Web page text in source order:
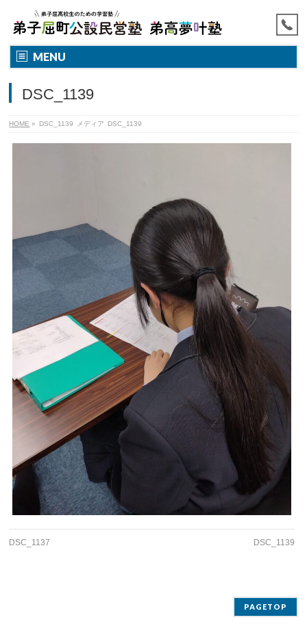
MENU
DSC_1139
HOME » DSC_1139 メディア DSC_1139
DSC_1137 DSC_1139
PAGETOP